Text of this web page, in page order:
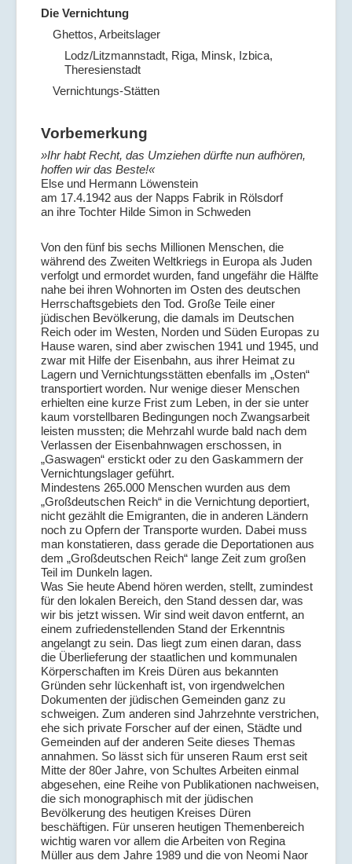
Die Vernichtung
Ghettos, Arbeitslager
Lodz/Litzmannstadt, Riga, Minsk, Izbica,
Theresienstadt
Vernichtungs-Stätten
Vorbemerkung
»Ihr habt Recht, das Umziehen dürfte nun aufhören,
hoffen wir das Beste!«
Else und Hermann Löwenstein
am 17.4.1942 aus der Napps Fabrik in Rölsdorf
an ihre Tochter Hilde Simon in Schweden
Von den fünf bis sechs Millionen Menschen, die
während des Zweiten Weltkriegs in Europa als Juden
verfolgt und ermordet wurden, fand ungefähr die Hälfte
nahe bei ihren Wohnorten im Osten des deutschen
Herrschaftsgebiets den Tod. Große Teile einer
jüdischen Bevölkerung, die damals im Deutschen
Reich oder im Westen, Norden und Süden Europas zu
Hause waren, sind aber zwischen 1941 und 1945, und
zwar mit Hilfe der Eisenbahn, aus ihrer Heimat zu
Lagern und Vernichtungsstätten ebenfalls im „Osten“
transportiert worden. Nur wenige dieser Menschen
erhielten eine kurze Frist zum Leben, in der sie unter
kaum vorstellbaren Bedingungen noch Zwangsarbeit
leisten mussten; die Mehrzahl wurde bald nach dem
Verlassen der Eisenbahnwagen erschossen, in
„Gaswagen“ erstickt oder zu den Gaskammern der
Vernichtungslager geführt.
Mindestens 265.000 Menschen wurden aus dem
„Großdeutschen Reich“ in die Vernichtung deportiert,
nicht gezählt die Emigranten, die in anderen Ländern
noch zu Opfern der Transporte wurden. Dabei muss
man konstatieren, dass gerade die Deportationen aus
dem „Großdeutschen Reich“ lange Zeit zum großen
Teil im Dunkeln lagen.
Was Sie heute Abend hören werden, stellt, zumindest
für den lokalen Bereich, den Stand dessen dar, was
wir bis jetzt wissen. Wir sind weit davon entfernt, an
einem zufriedenstellenden Stand der Erkenntnis
angelangt zu sein. Das liegt zum einen daran, dass
die Überlieferung der staatlichen und kommunalen
Körperschaften im Kreis Düren aus bekannten
Gründen sehr lückenhaft ist, von irgendwelchen
Dokumenten der jüdischen Gemeinden ganz zu
schweigen. Zum anderen sind Jahrzehnte verstrichen,
ehe sich private Forscher auf der einen, Städte und
Gemeinden auf der anderen Seite dieses Themas
annahmen. So lässt sich für unseren Raum erst seit
Mitte der 80er Jahre, von Schultes Arbeiten einmal
abgesehen, eine Reihe von Publikationen nachweisen,
die sich monographisch mit der jüdischen
Bevölkerung des heutigen Kreises Düren
beschäftigen. Für unseren heutigen Themenbereich
wichtig waren vor allem die Arbeiten von Regina
Müller aus dem Jahre 1989 und die von Neomi Naor